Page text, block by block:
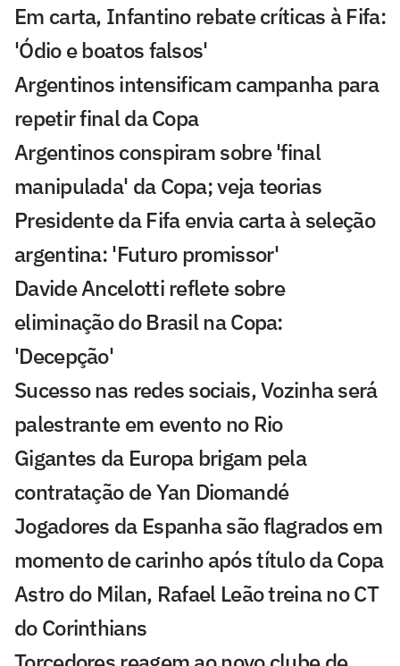
Em carta, Infantino rebate críticas à Fifa:
'Ódio e boatos falsos'
Argentinos intensificam campanha para
repetir final da Copa
Argentinos conspiram sobre 'final
manipulada' da Copa; veja teorias
Presidente da Fifa envia carta à seleção
argentina: 'Futuro promissor'
Davide Ancelotti reflete sobre
eliminação do Brasil na Copa:
'Decepção'
Sucesso nas redes sociais, Vozinha será
palestrante em evento no Rio
Gigantes da Europa brigam pela
contratação de Yan Diomandé
Jogadores da Espanha são flagrados em
momento de carinho após título da Copa
Astro do Milan, Rafael Leão treina no CT
do Corinthians